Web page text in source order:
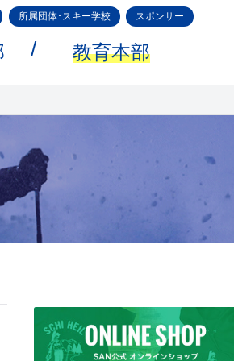
所属団体･スキー学校 スポンサー
教育本部